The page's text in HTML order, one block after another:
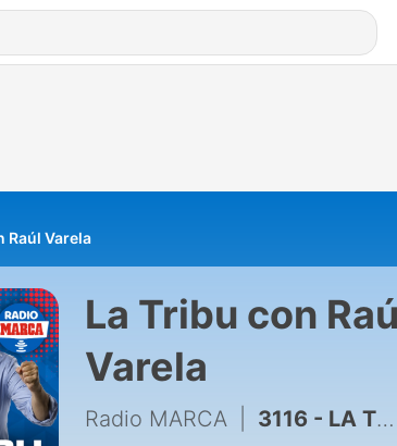
Raúl Varela
La Tribu con
Varela
Radio MARCA 3116 - LA TRIBU (Jueves 6 de agosto) Programa Completo